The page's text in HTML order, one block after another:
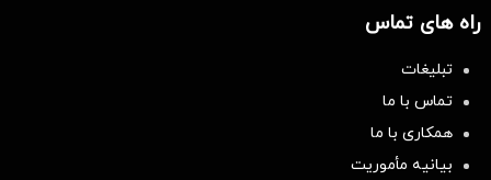
راه های تماس
تبلیغات
تماس با ما
همکاری با ما
بیانیه مأموریت